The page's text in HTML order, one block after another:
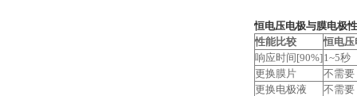
恒电压电极与膜电极
性能比较
恒电压
响应时间[90%]1~5秒
更换膜片
不需要
更换电极液
不需要